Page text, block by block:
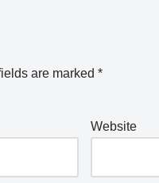
are marked *
Website